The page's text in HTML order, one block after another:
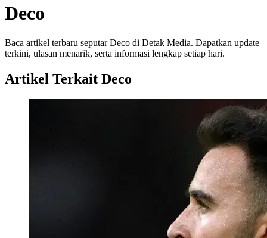
Deco
Baca artikel terbaru seputar Deco di Detak Media. Dapatkan update
terkini, ulasan menarik, serta informasi lengkap setiap hari.
Artikel Terkait Deco